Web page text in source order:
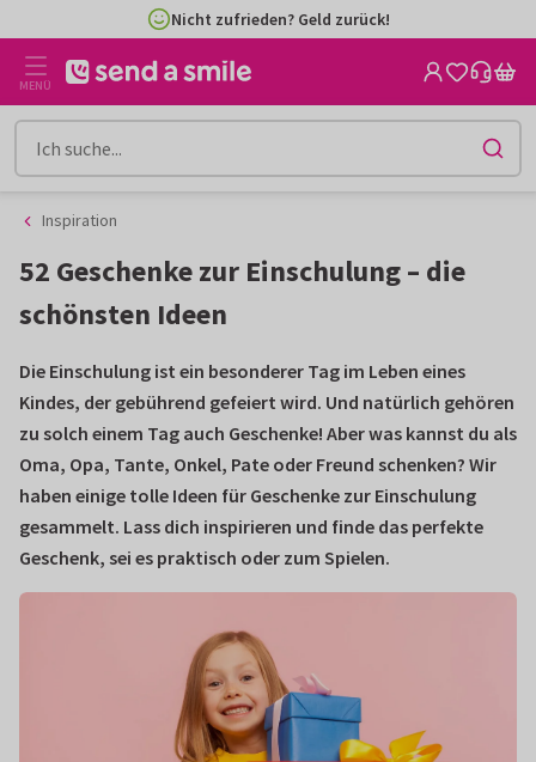
Inhalt
gehen
Filter
Nicht zufrieden? Geld zurück!
MENÜ
Inspiration
52 Geschenke zur Einschulung – die
schönsten Ideen
Die Einschulung ist ein besonderer Tag im Leben eines
Kindes, der gebührend gefeiert wird. Und natürlich gehören
zu solch einem Tag auch Geschenke! Aber was kannst du als
Oma, Opa, Tante, Onkel, Pate oder Freund schenken? Wir
haben einige tolle Ideen für Geschenke zur Einschulung
gesammelt. Lass dich inspirieren und finde das perfekte
Geschenk, sei es praktisch oder zum Spielen.